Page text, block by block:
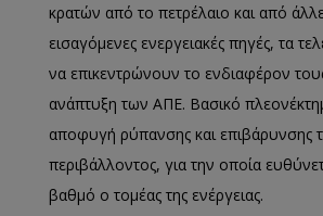
κρατών από το πετρέλαιο και από
εισαγόμενες ενεργειακές πηγές, τα
να επικεντρώνουν το ενδιαφέρον
ανάπτυξη των ΑΠΕ. Βασικό
αποφυγή ρύπανσης και επιβάρυνσης
περιβάλλοντος, για την οποία
βαθμό ο τομέας της ενέργειας.